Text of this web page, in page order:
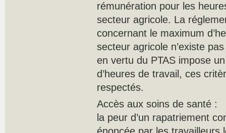
rémunération pour les
secteur agricole. La
concernant le maximum
secteur agricole n’existe
en vertu du PTAS impose
d’heures de travail, ces
respectés.
Accès aux soins de santé :
la peur d’un rapatriement